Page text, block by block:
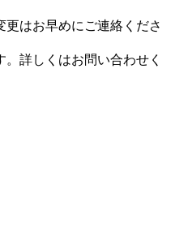
更はお早めにご連絡くださ
詳しくはお問い合わせく